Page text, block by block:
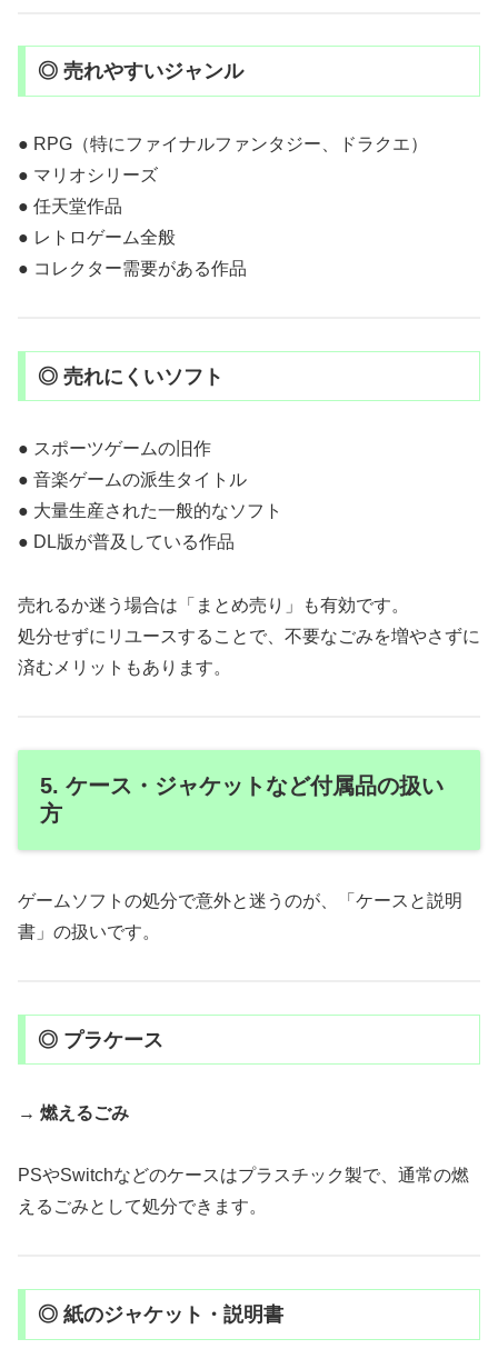
◎ 売れやすいジャンル
● RPG（特にファイナルファンタジー、ドラクエ）
● マリオシリーズ
● 任天堂作品
● レトロゲーム全般
● コレクター需要がある作品
◎ 売れにくいソフト
● スポーツゲームの旧作
● 音楽ゲームの派生タイトル
● 大量生産された一般的なソフト
● DL版が普及している作品
売れるか迷う場合は「まとめ売り」も有効です。
処分せずにリユースすることで、不要なごみを増やさずに
済むメリットもあります。
5. ケース・ジャケットなど付属品の扱い
方
ゲームソフトの処分で意外と迷うのが、「ケースと説明
書」の扱いです。
◎ プラケース
→ 燃えるごみ
PSやSwitchなどのケースはプラスチック製で、通常の燃
えるごみとして処分できます。
◎ 紙のジャケット・説明書